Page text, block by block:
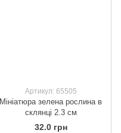
Артикул: 65505
Мініатюра зелена рослина в
склянці 2.3 см
32.0 грн